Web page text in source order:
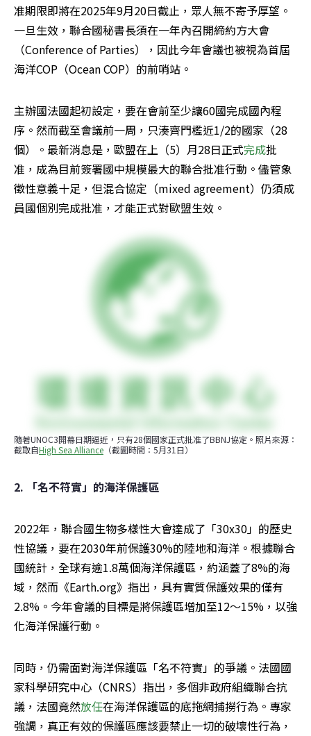
准期限即將在2025年9月20日截止，眾人無不寄予厚望。
一旦生效，聯合國秘書長須在一年內召開締約方大會
（Conference of Parties），因此今年會議也被視為首屆
海洋COP（Ocean COP）的前哨站。
主辦國法國起初設定，要在會前至少讓60國完成國內程
序。然而截至會議前一周，只湊齊門檻近1/2的國家（28
個）。最新消息是，歐盟在上（5）月28日正式完成批
准，成為目前簽署國中規模最大的聯合批准行動。儘管象
徵性意義十足，但混合協定（mixed agreement）仍須成
員國個別完成批准，才能正式對歐盟生效。
隨著UNOC3開幕日期逼近，只有28個國家正式批准了BBNJ協定。照片來源：
截取自High Sea Alliance （截圖時間：5月31日）
2. 「名不符實」的海洋保護區
2022年，聯合國生物多樣性大會達成了「30x30」的歷史
性協議，要在2030年前保護30%的陸地和海洋。根據聯合
國統計，全球有逾1.8萬個海洋保護區，約涵蓋了8%的海
域，然而《Earth.org》指出，具有實質保護效果的僅有
2.8%。今年會議的目標是將保護區增加至12～15%，以強
化海洋保護行動。
同時，仍需面對海洋保護區「名不符實」的爭議。法國國
家科學研究中心（CNRS）指出，多個非政府組織聯合抗
議，法國竟然放任在海洋保護區的底拖網捕撈行為。專家
強調，真正有效的保護區應該要禁止一切的破壞性行為，